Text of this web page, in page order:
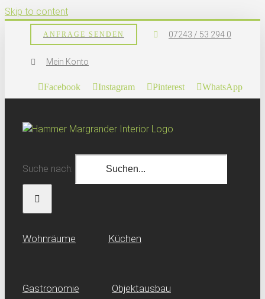
Skip to content
ANFRAGE SENDEN 07243 / 53 294 0
Mein Konto
Facebook Instagram Pinterest WhatsApp
Suche nach:
Wohn­räume Küchen
Gastronomie Objektausbau